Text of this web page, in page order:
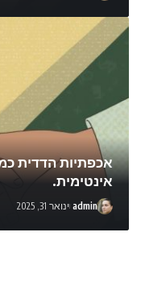
אכפתיות הדדית
אינטימית.
admin ינואר 31, 2025